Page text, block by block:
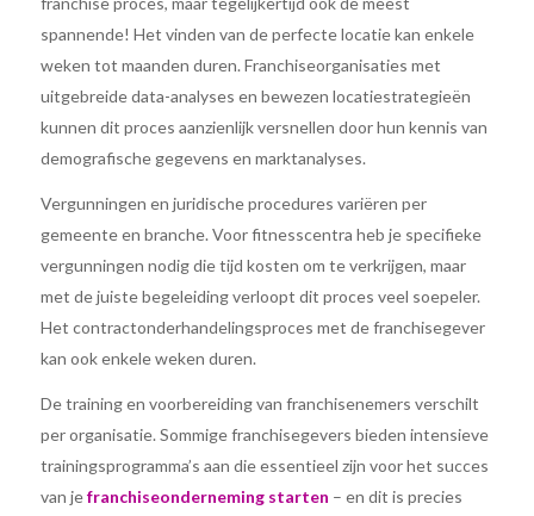
spannende! Het vinden van de perfecte locatie kan enkele
weken tot maanden duren. Franchiseorganisaties met
uitgebreide data-analyses en bewezen locatiestrategieën
kunnen dit proces aanzienlijk versnellen door hun kennis van
demografische gegevens en marktanalyses.
Vergunningen en juridische procedures variëren per
gemeente en branche. Voor fitnesscentra heb je specifieke
vergunningen nodig die tijd kosten om te verkrijgen, maar
met de juiste begeleiding verloopt dit proces veel soepeler.
Het contractonderhandelingsproces met de franchisegever
kan ook enkele weken duren.
De training en voorbereiding van franchisenemers verschilt
per organisatie. Sommige franchisegevers bieden intensieve
trainingsprogramma’s aan die essentieel zijn voor het succes
van jefranchiseonderneming starten – en dit is precies